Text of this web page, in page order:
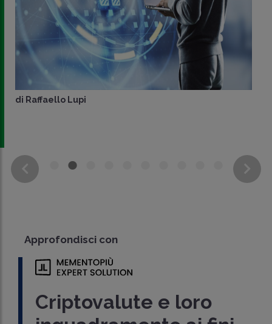
di Raffaello Lupi
Approfondisci con
Criptovalute e loro